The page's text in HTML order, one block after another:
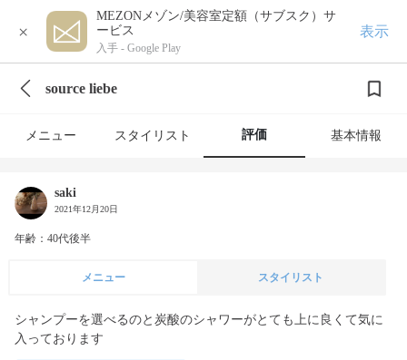
×
MEZONメゾン/美容室定額（サブスク）サ
ービス
入手 - Google Play
表示
source liebe
メニュー スタイリスト 評価 基本情報
saki
2021年12月20日
年齢：40代後半
メニュー スタイリスト
シャンプーを選べるのと炭酸のシャワーがとても上に良くて気に
入っております